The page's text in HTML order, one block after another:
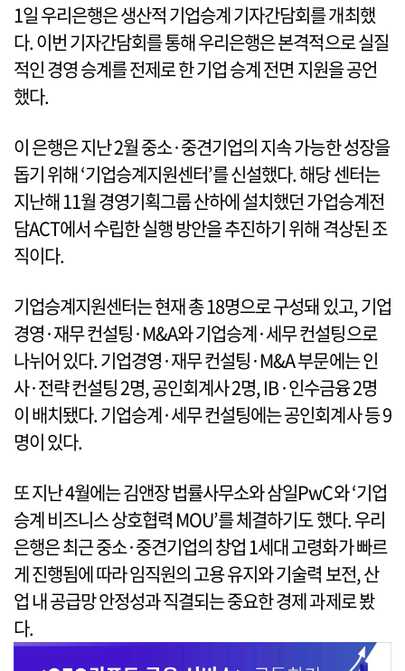
1일 우리은행은 생산적 기업승계 기자간담회를 개최했
다. 이번 기자간담회를 통해 우리은행은 본격적으로 실질
적인 경영 승계를 전제로 한 기업 승계 전면 지원을 공언
했다.
이 은행은 지난 2월 중소·중견기업의 지속 가능한 성장을
돕기 위해 ‘기업승계지원센터’를 신설했다. 해당 센터는
지난해 11월 경영기획그룹 산하에 설치했던 가업승계전
담ACT에서 수립한 실행 방안을 추진하기 위해 격상된 조
직이다.
기업승계지원센터는 현재 총 18명으로 구성돼 있고, 기업
경영·재무 컨설팅·M&A와 기업승계·세무 컨설팅으로
나뉘어 있다. 기업경영·재무 컨설팅·M&A 부문에는 인
사·전략 컨설팅 2명, 공인회계사 2명, IB·인수금융 2명
이 배치됐다. 기업승계·세무 컨설팅에는 공인회계사 등 9
명이 있다.
또 지난 4월에는 김앤장 법률사무소와 삼일PwC와 ‘기업
승계 비즈니스 상호협력 MOU’를 체결하기도 했다. 우리
은행은 최근 중소·중견기업의 창업 1세대 고령화가 빠르
게 진행됨에 따라 임직원의 고용 유지와 기술력 보전, 산
업 내 공급망 안정성과 직결되는 중요한 경제 과제로 봤
다.